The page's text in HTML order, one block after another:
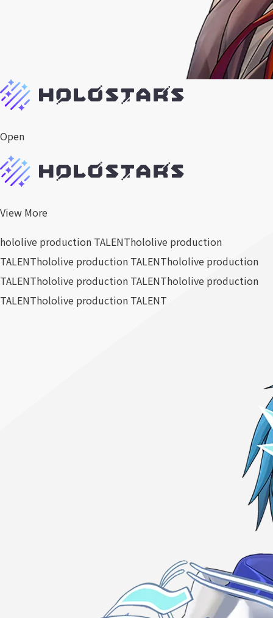
Open
View More
hololive production TALENThololive production
TALENThololive production TALENThololive production
TALENThololive production TALENThololive production
TALENThololive production TALENT